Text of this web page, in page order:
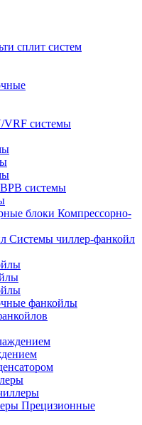
сплит систем
VRF системы
системы
Компрессорно-
Системы чиллер-фанкойл
фанкойлы
Прецизионные